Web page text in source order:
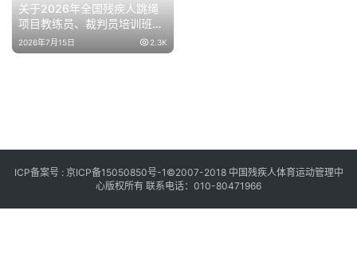
关于2026年全国残疾人跳绳
项目教练员、裁判员培训班的
补充通知
2026年7月15日 2.3K
ICP备案号 : 京ICP备15050850号-1 ©2007-2018 中国残疾人体育运动管理中
心版权所有 联系电话：010-80471966